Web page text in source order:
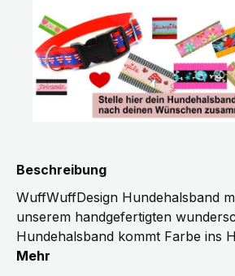
Beschreibung
WuffWuffDesign Hundehalsband
unserem handgefertigten
Hundehalsband kommt Farbe ins
Mehr